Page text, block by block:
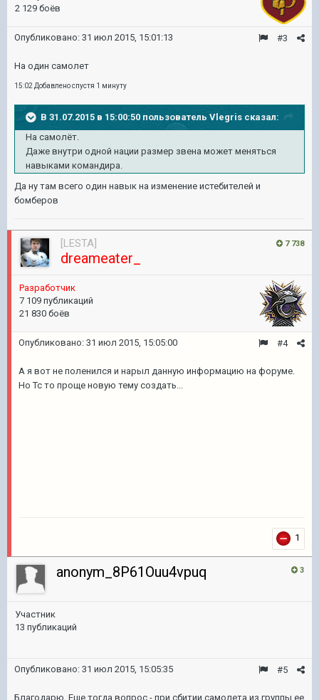
2 129 боёв
#3
Опубликовано: 31 июл 2015, 15:01:13
На один самолет
15:02 Добавлено спустя 1 минуту
В 31.07.2015 в 15:00:50 пользователь Vlegris сказал:
На самолёт.
Даже внутри одной нации размер звена может меняться
навыками командира.
Да ну там всего один навык на изменение истебителей и
бомберов
7 738
[LESTA]
dreameater_
Разработчик
7 109 публикаций
21 830 боёв
#4
Опубликовано: 31 июл 2015, 15:05:00
А я вот не поленился и нарыл данную информацию на форуме.
Но Тс то проще новую тему создать...
1
3
anonym_8P61Ouu4vpuq
Участник
13 публикаций
#5
Опубликовано: 31 июл 2015, 15:05:35
Благодарю. Еще тогда вопрос - при сбитии самолета из группы ее